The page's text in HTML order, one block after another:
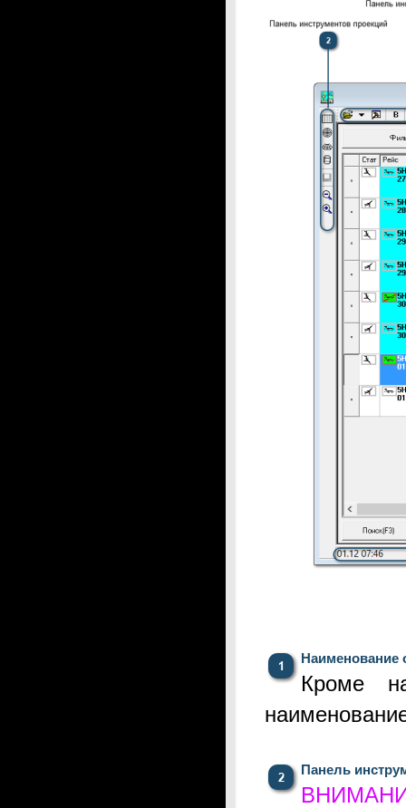
Наименование
Кроме
Панель